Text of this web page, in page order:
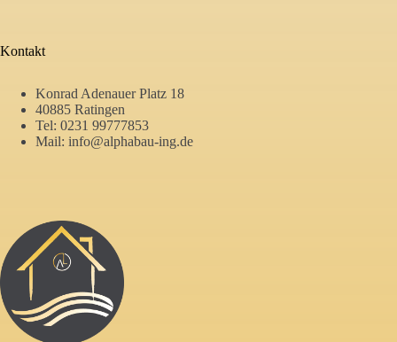
Kontakt
Konrad Adenauer Platz 18
40885 Ratingen
Tel: 0231 99777853
Mail: info@alphabau-ing.de